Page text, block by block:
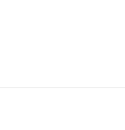
産の権利を擁護し暴力に